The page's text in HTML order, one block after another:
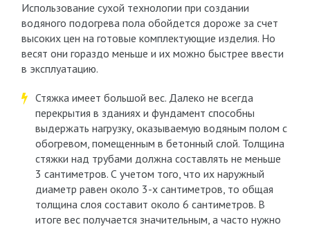
Использование сухой технологии при создании
водяного подогрева пола обойдется дороже за счет
высоких цен на готовые комплектующие изделия. Но
весят они гораздо меньше и их можно быстрее ввести
в эксплуатацию.
Стяжка имеет большой вес. Далеко не всегда
перекрытия в зданиях и фундамент способны
выдержать нагрузку, оказываемую водяным полом с
обогревом, помещенным в бетонный слой. Толщина
стяжки над трубами должна составлять не меньше
3 сантиметров. С учетом того, что их наружный
диаметр равен около 3-х сантиметров, то общая
толщина слоя составит около 6 сантиметров. В
итоге вес получается значительным, а часто нужно